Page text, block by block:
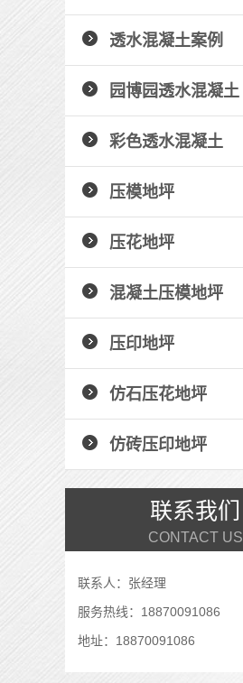
透水混凝土案例
园博园透水混凝土
彩色透水混凝土
压模地坪
压花地坪
混凝土压模地坪
压印地坪
仿石压花地坪
仿砖压印地坪
联系我们
CONTACT US
联系人：张经理
服务热线：18870091086
地址：18870091086